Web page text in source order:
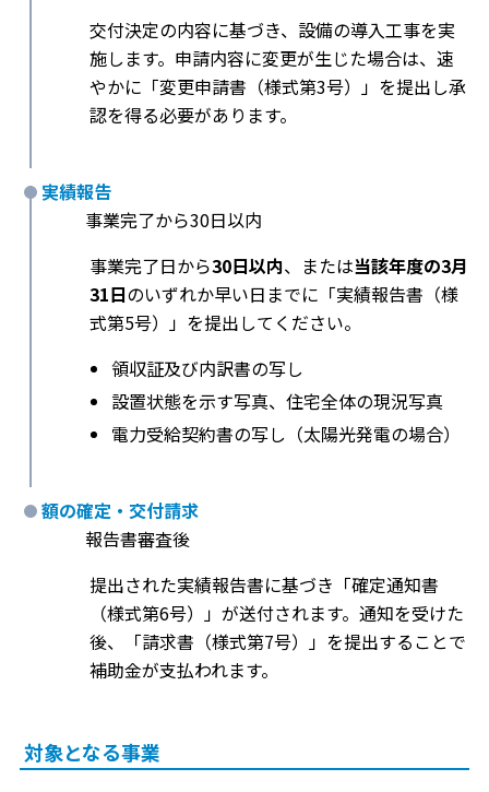
交付決定の内容に基づき、設備の導入工事を実
施します。申請内容に変更が生じた場合は、速
やかに「変更申請書（様式第3号）」を提出し承
認を得る必要があります。
実績報告
事業完了から30日以内
事業完了日から30日以内、または当該年度の3月
31日のいずれか早い日までに「実績報告書（様
式第5号）」を提出してください。
領収証及び内訳書の写し
設置状態を示す写真、住宅全体の現況写真
電力受給契約書の写し（太陽光発電の場合）
額の確定・交付請求
報告書審査後
提出された実績報告書に基づき「確定通知書
（様式第6号）」が送付されます。通知を受けた
後、「請求書（様式第7号）」を提出することで
補助金が支払われます。
対象となる事業